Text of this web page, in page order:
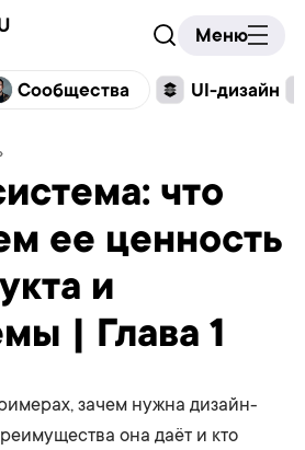
Меню
Сообщества UI-дизайн
что
ее ценность
и
| Глава 1
зачем нужна дизайн-
она даёт и кто